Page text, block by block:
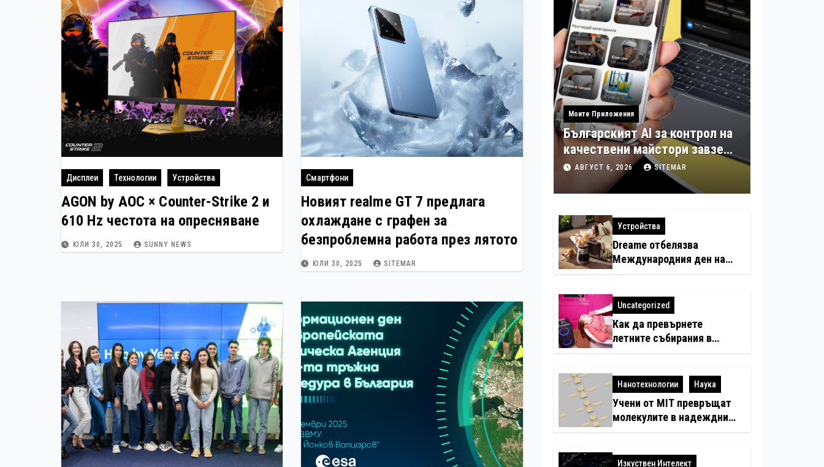
Дисплеи Технологии Устройства
AGON by AOC × Counter-Strike 2 и
610 Hz честота на опресняване
ЮЛИ 30, 2025 SUNNY NEWS
Смартфони
Новият realme GT 7 предлага
охлаждане с графен за
безпроблемна работа през лятото
ЮЛИ 30, 2025 SITEMAR
Моите Приложения
Българският AI за контрол на
качествени майстори завзе
още шест страни в Европа
АВГУСТ 6, 2026 SITEMAR
Устройства
Dreame отбелязва
Международния ден на
котката със специални
въздух в домовете с
любимци
Uncategorized
Как да превърнете
летните събирания в
купон с караоке система
Нанотехнологии Наука
Учени от MIT превръщат
молекулите в надеждни
електронни устройства
Изкуствен Интелект